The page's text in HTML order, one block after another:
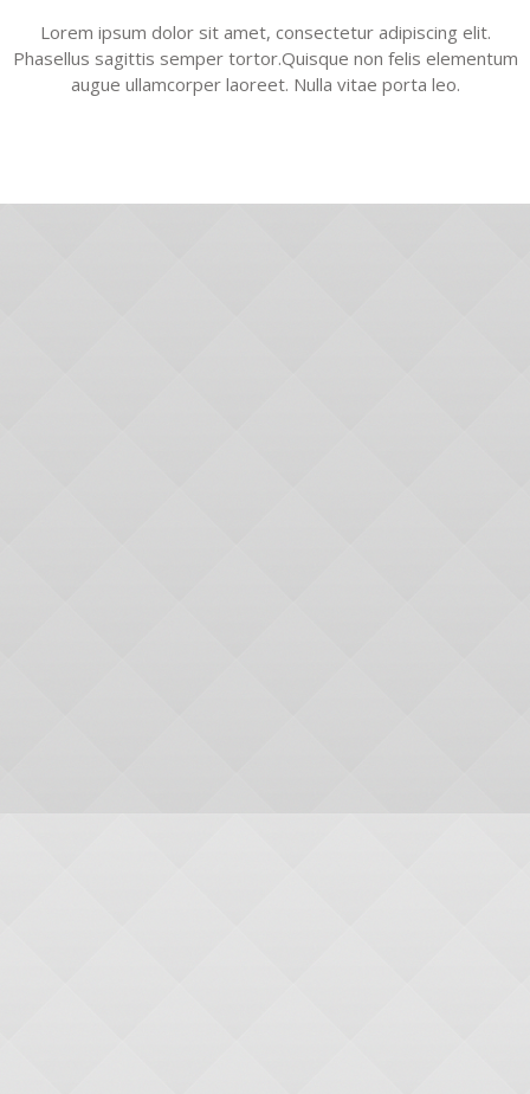
Lorem ipsum dolor sit amet, consectetur adipiscing elit.
Phasellus sagittis semper tortor.Quisque non felis elementum
augue ullamcorper laoreet. Nulla vitae porta leo.